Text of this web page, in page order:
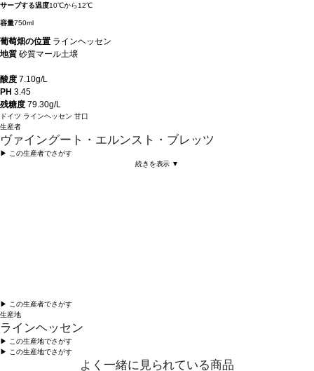
サーブする温度10℃から12℃
容量750ml
葡萄畑の位置 ラインヘッセン
地質 砂質マール土壌
酸度 7.10g/L
PH 3.45
残糖度 79.30g/L
ドイツ ラインヘッセン 甘口
生産者
ヴァイングート・エルンスト・ブレッツ
▶︎ この生産者でさがす
続きを表示 ▼
▶︎ この生産者でさがす
生産地
ラインヘッセン
▶︎ この生産地でさがす
▶︎ この生産地でさがす
よく一緒に見られている商品